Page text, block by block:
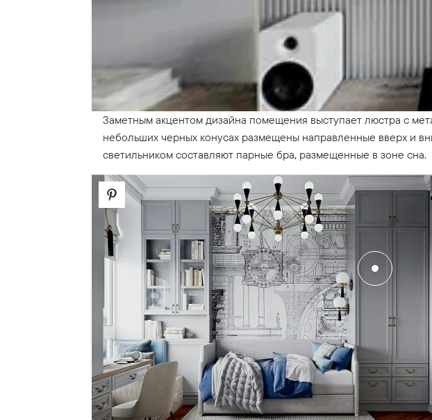
Заметным акцентом дизайна помещения выступает люстра с
небольших черных конусах размещены направленные вверх и
светильником составляют парные бра, размещенные в зоне сна.